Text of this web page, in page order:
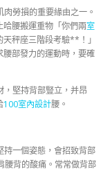
勞損的重要緣由之一。
哈腰搬運重物「你們兩室
秤座三階段考驗**！」
部發力的運動時，要確
堅持背部豎立，并昂
100室內設計腰。
一個姿態，會招致背部
腰背的酸痛。常常做背部